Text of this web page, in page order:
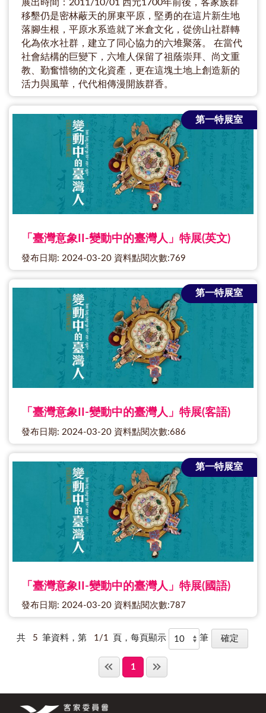
展出時間：2011/10/01 西元1700年前後，客家族群
移墾仍是密林蔽天的屏東平原，堅勇的在這片新生地
落腳生根，平原水系造就了米倉文化，從傍山社群轉
化為依水社群，建立了同心協力的六堆聚落。 在當代
社會結構的巨變下，六堆人保留了祖蔭崇拜、尚文重
教、勤奮惜物的文化資產，更在這塊土地上創造新的
活力與風華，代代相傳漫開族群香。
第一特展室
「臺灣意象II-變動中的臺灣人」特展(英文)
發布日期: 2024-03-20 資料點閱次數:769
第一特展室
「臺灣意象II-變動中的臺灣人」特展(客語)
發布日期: 2024-03-20 資料點閱次數:686
第一特展室
「臺灣意象II-變動中的臺灣人」特展(國語)
發布日期: 2024-03-20 資料點閱次數:787
共 5 筆資料，第 1/1 頁，每頁顯示 筆
1